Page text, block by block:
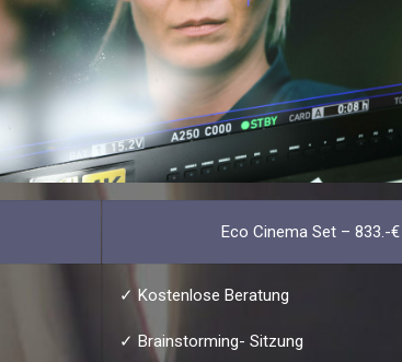
Eco Cinema Set – 833.-€
✓ Kostenlose Beratung
✓ Brainstorming- Sitzung